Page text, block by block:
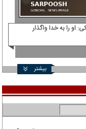
او را به خدا واگذار
بیشتر